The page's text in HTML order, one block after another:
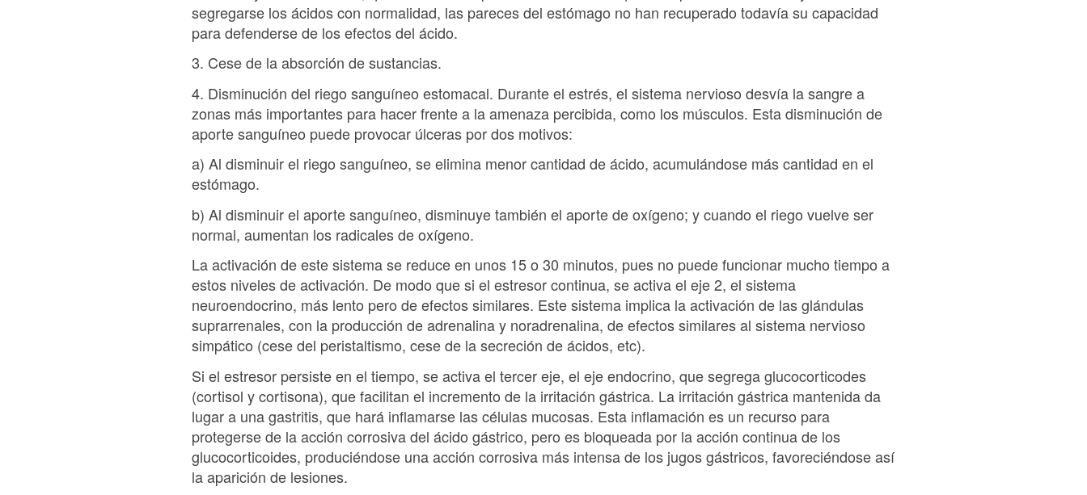
segregarse los ácidos con normalidad, las pareces del estómago no han recuperado todavía su capacidad
para defenderse de los efectos del ácido.
3. Cese de la absorción de sustancias.
4. Disminución del riego sanguíneo estomacal. Durante el estrés, el sistema nervioso desvía la sangre a
zonas más importantes para hacer frente a la amenaza percibida, como los músculos. Esta disminución de
aporte sanguíneo puede provocar úlceras por dos motivos:
a) Al disminuir el riego sanguíneo, se elimina menor cantidad de ácido, acumulándose más cantidad en el
estómago.
b) Al disminuir el aporte sanguíneo, disminuye también el aporte de oxígeno; y cuando el riego vuelve ser
normal, aumentan los radicales de oxígeno.
La activación de este sistema se reduce en unos 15 o 30 minutos, pues no puede funcionar mucho tiempo a
estos niveles de activación. De modo que si el estresor continua, se activa el eje 2, el sistema
neuroendocrino, más lento pero de efectos similares. Este sistema implica la activación de las glándulas
suprarrenales, con la producción de adrenalina y noradrenalina, de efectos similares al sistema nervioso
simpático (cese del peristaltismo, cese de la secreción de ácidos, etc).
Si el estresor persiste en el tiempo, se activa el tercer eje, el eje endocrino, que segrega glucocorticodes
(cortisol y cortisona), que facilitan el incremento de la irritación gástrica. La irritación gástrica mantenida da
lugar a una gastritis, que hará inflamarse las células mucosas. Esta inflamación es un recurso para
protegerse de la acción corrosiva del ácido gástrico, pero es bloqueada por la acción continua de los
glucocorticoides, produciéndose una acción corrosiva más intensa de los jugos gástricos, favoreciéndose así
la aparición de lesiones.